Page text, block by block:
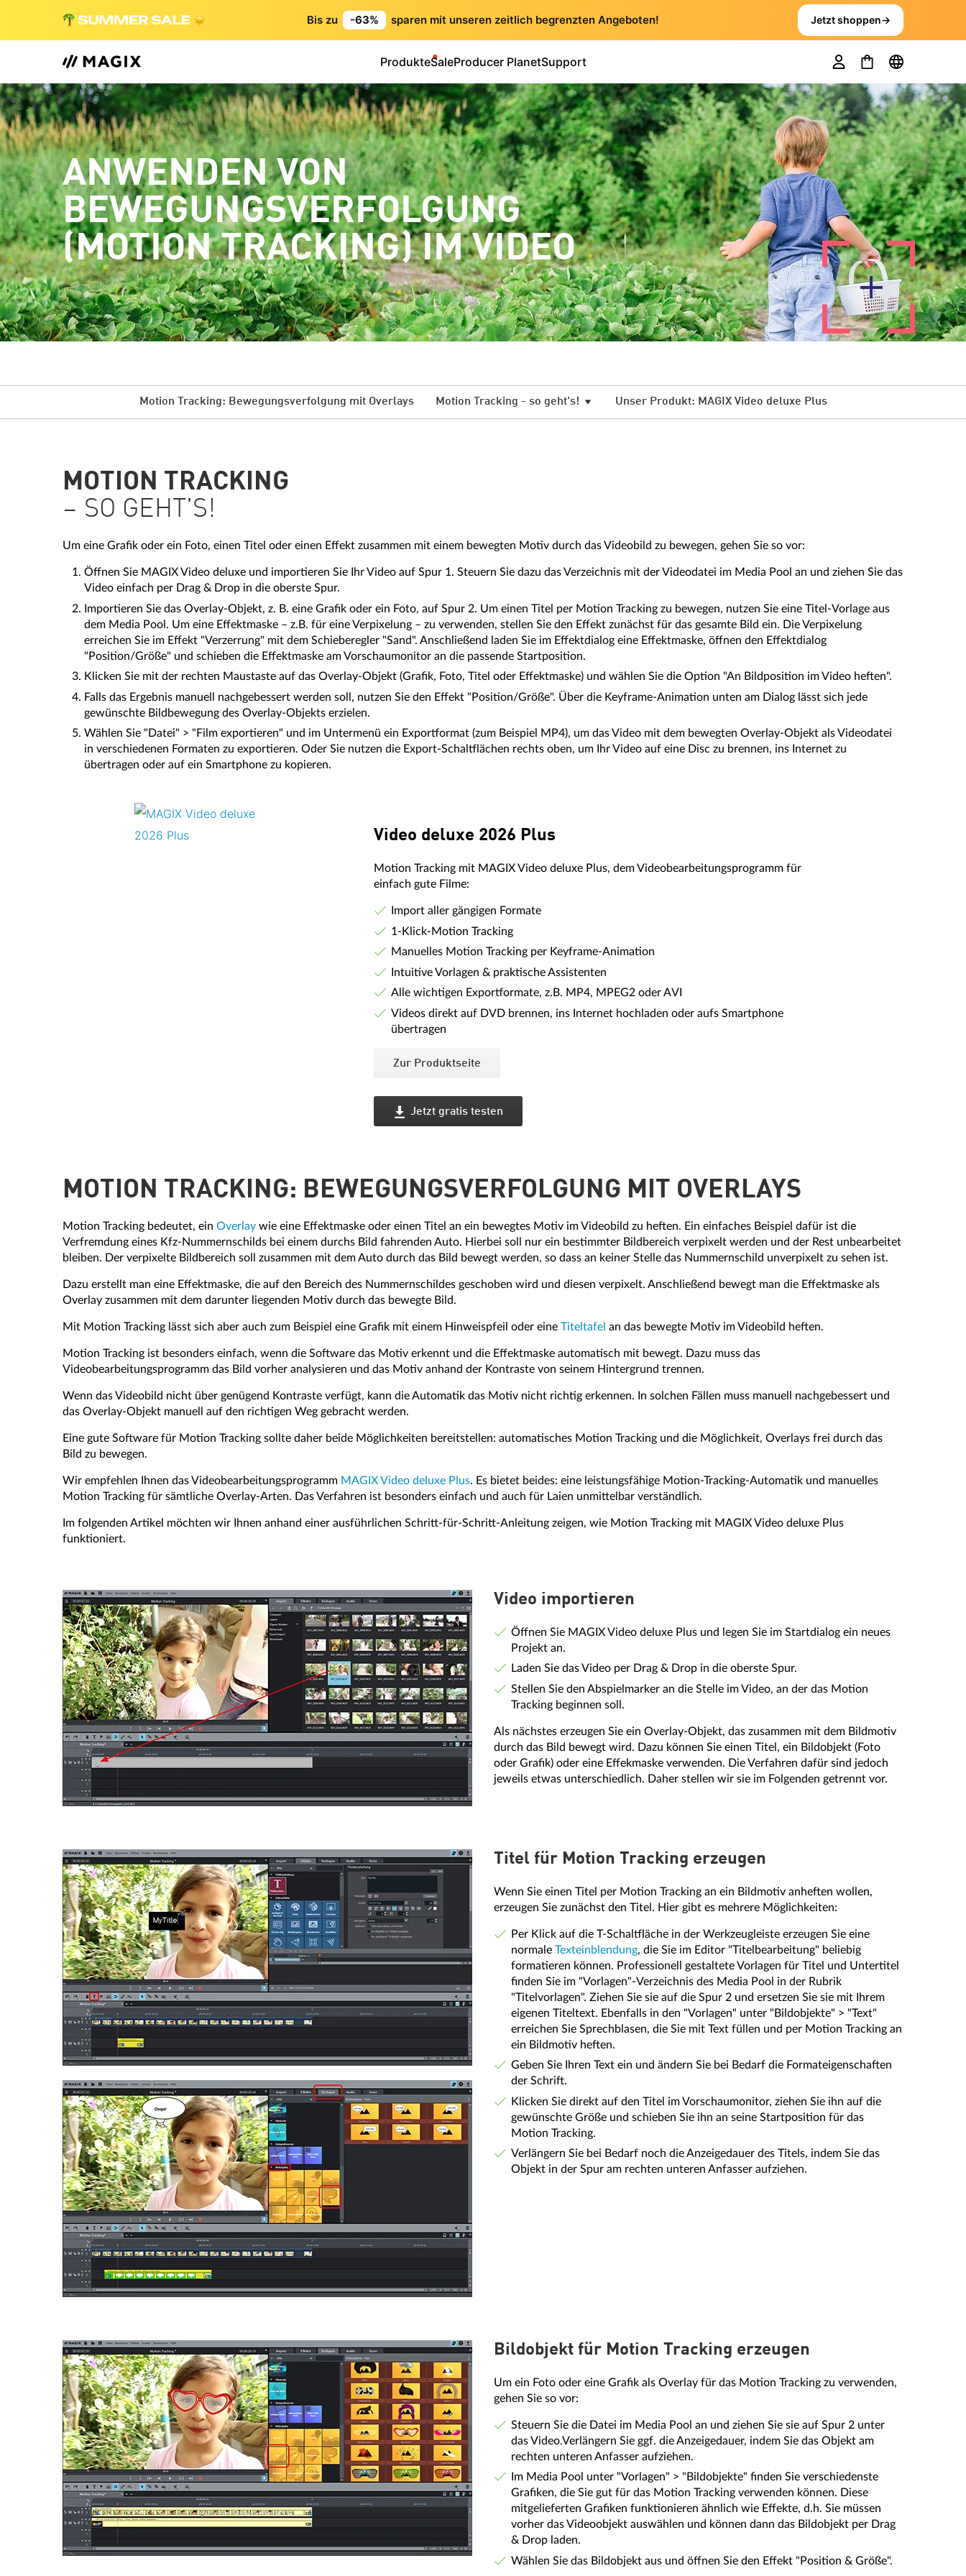
Bis zu -63% sparen mit unseren zeitlich begrenzten Angeboten! Jetzt shoppen→
ProdukteSaleProducer PlanetSupport
ANWENDEN VON
BEWEGUNGSVERFOLGUNG
(MOTION TRACKING) IM VIDEO
Motion Tracking: Bewegungsverfolgung mit Overlays Motion Tracking - so geht's! Unser Produkt: MAGIX Video deluxe Plus
MOTION TRACKING
– SO GEHT’S!
Um eine Grafik oder ein Foto, einen Titel oder einen Effekt zusammen mit einem bewegten Motiv durch das Videobild zu bewegen, gehen Sie so vor:
Öffnen Sie MAGIX Video deluxe und importieren Sie Ihr Video auf Spur 1. Steuern Sie dazu das Verzeichnis mit der Videodatei im Media Pool an und ziehen Sie das
Video einfach per Drag & Drop in die oberste Spur.
Importieren Sie das Overlay-Objekt, z. B. eine Grafik oder ein Foto, auf Spur 2. Um einen Titel per Motion Tracking zu bewegen, nutzen Sie eine Titel-Vorlage aus
dem Media Pool. Um eine Effektmaske – z.B. für eine Verpixelung – zu verwenden, stellen Sie den Effekt zunächst für das gesamte Bild ein. Die Verpixelung
erreichen Sie im Effekt "Verzerrung" mit dem Schieberegler "Sand". Anschließend laden Sie im Effektdialog eine Effektmaske, öffnen den Effektdialog
"Position/Größe" und schieben die Effektmaske am Vorschaumonitor an die passende Startposition.
Klicken Sie mit der rechten Maustaste auf das Overlay-Objekt (Grafik, Foto, Titel oder Effektmaske) und wählen Sie die Option "An Bildposition im Video heften".
Falls das Ergebnis manuell nachgebessert werden soll, nutzen Sie den Effekt "Position/Größe". Über die Keyframe-Animation unten am Dialog lässt sich jede
gewünschte Bildbewegung des Overlay-Objekts erzielen.
Wählen Sie "Datei" > "Film exportieren" und im Untermenü ein Exportformat (zum Beispiel MP4), um das Video mit dem bewegten Overlay-Objekt als Videodatei
in verschiedenen Formaten zu exportieren. Oder Sie nutzen die Export-Schaltflächen rechts oben, um Ihr Video auf eine Disc zu brennen, ins Internet zu
übertragen oder auf ein Smartphone zu kopieren.
Video deluxe 2026 Plus
Motion Tracking mit MAGIX Video deluxe Plus, dem Videobearbeitungsprogramm für
einfach gute Filme:
Import aller gängigen Formate
1-Klick-Motion Tracking
Manuelles Motion Tracking per Keyframe-Animation
Intuitive Vorlagen & praktische Assistenten
Alle wichtigen Exportformate, z.B. MP4, MPEG2 oder AVI
Videos direkt auf DVD brennen, ins Internet hochladen oder aufs Smartphone
übertragen
Zur Produktseite
Jetzt gratis testen
MOTION TRACKING: BEWEGUNGSVERFOLGUNG MIT OVERLAYS
Motion Tracking bedeutet, ein Overlay wie eine Effektmaske oder einen Titel an ein bewegtes Motiv im Videobild zu heften. Ein einfaches Beispiel dafür ist die
Verfremdung eines Kfz-Nummernschilds bei einem durchs Bild fahrenden Auto. Hierbei soll nur ein bestimmter Bildbereich verpixelt werden und der Rest unbearbeitet
bleiben. Der verpixelte Bildbereich soll zusammen mit dem Auto durch das Bild bewegt werden, so dass an keiner Stelle das Nummernschild unverpixelt zu sehen ist.
Dazu erstellt man eine Effektmaske, die auf den Bereich des Nummernschildes geschoben wird und diesen verpixelt. Anschließend bewegt man die Effektmaske als
Overlay zusammen mit dem darunter liegenden Motiv durch das bewegte Bild.
Mit Motion Tracking lässt sich aber auch zum Beispiel eine Grafik mit einem Hinweispfeil oder eine Titeltafel an das bewegte Motiv im Videobild heften.
Motion Tracking ist besonders einfach, wenn die Software das Motiv erkennt und die Effektmaske automatisch mit bewegt. Dazu muss das
Videobearbeitungsprogramm das Bild vorher analysieren und das Motiv anhand der Kontraste von seinem Hintergrund trennen.
Wenn das Videobild nicht über genügend Kontraste verfügt, kann die Automatik das Motiv nicht richtig erkennen. In solchen Fällen muss manuell nachgebessert und
das Overlay-Objekt manuell auf den richtigen Weg gebracht werden.
Eine gute Software für Motion Tracking sollte daher beide Möglichkeiten bereitstellen: automatisches Motion Tracking und die Möglichkeit, Overlays frei durch das
Bild zu bewegen.
Wir empfehlen Ihnen das Videobearbeitungsprogramm MAGIX Video deluxe Plus. Es bietet beides: eine leistungsfähige Motion-Tracking-Automatik und manuelles
Motion Tracking für sämtliche Overlay-Arten. Das Verfahren ist besonders einfach und auch für Laien unmittelbar verständlich.
Im folgenden Artikel möchten wir Ihnen anhand einer ausführlichen Schritt-für-Schritt-Anleitung zeigen, wie Motion Tracking mit MAGIX Video deluxe Plus
funktioniert.
Video importieren
Öffnen Sie MAGIX Video deluxe Plus und legen Sie im Startdialog ein neues
Projekt an.
Laden Sie das Video per Drag & Drop in die oberste Spur.
Stellen Sie den Abspielmarker an die Stelle im Video, an der das Motion
Tracking beginnen soll.
Als nächstes erzeugen Sie ein Overlay-Objekt, das zusammen mit dem Bildmotiv
durch das Bild bewegt wird. Dazu können Sie einen Titel, ein Bildobjekt (Foto
oder Grafik) oder eine Effekmaske verwenden. Die Verfahren dafür sind jedoch
jeweils etwas unterschiedlich. Daher stellen wir sie im Folgenden getrennt vor.
Titel für Motion Tracking erzeugen
Wenn Sie einen Titel per Motion Tracking an ein Bildmotiv anheften wollen,
erzeugen Sie zunächst den Titel. Hier gibt es mehrere Möglichkeiten:
Per Klick auf die T-Schaltfläche in der Werkzeugleiste erzeugen Sie eine
normale Texteinblendung, die Sie im Editor "Titelbearbeitung" beliebig
formatieren können. Professionell gestaltete Vorlagen für Titel und Untertitel
finden Sie im "Vorlagen"-Verzeichnis des Media Pool in der Rubrik
"Titelvorlagen". Ziehen Sie sie auf die Spur 2 und ersetzen Sie sie mit Ihrem
eigenen Titeltext. Ebenfalls in den "Vorlagen" unter "Bildobjekte" > "Text"
erreichen Sie Sprechblasen, die Sie mit Text füllen und per Motion Tracking an
ein Bildmotiv heften.
Geben Sie Ihren Text ein und ändern Sie bei Bedarf die Formateigenschaften
der Schrift.
Klicken Sie direkt auf den Titel im Vorschaumonitor, ziehen Sie ihn auf die
gewünschte Größe und schieben Sie ihn an seine Startposition für das
Motion Tracking.
Verlängern Sie bei Bedarf noch die Anzeigedauer des Titels, indem Sie das
Objekt in der Spur am rechten unteren Anfasser aufziehen.
Bildobjekt für Motion Tracking erzeugen
Um ein Foto oder eine Grafik als Overlay für das Motion Tracking zu verwenden,
gehen Sie so vor:
Steuern Sie die Datei im Media Pool an und ziehen Sie sie auf Spur 2 unter
das Video.Verlängern Sie ggf. die Anzeigedauer, indem Sie das Objekt am
rechten unteren Anfasser aufziehen.
Im Media Pool unter "Vorlagen" > "Bildobjekte" finden Sie verschiedenste
Grafiken, die Sie gut für das Motion Tracking verwenden können. Diese
mitgelieferten Grafiken funktionieren ähnlich wie Effekte, d.h. Sie müssen
vorher das Videoobjekt auswählen und können dann das Bildobjekt per Drag
& Drop laden.
Wählen Sie das Bildobjekt aus und öffnen Sie den Effekt "Position & Größe".